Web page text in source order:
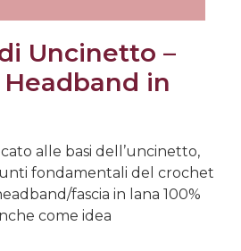
Uncinetto –
in
alle basi dell’uncinetto,
fondamentali del crochet
fascia in lana 100%
come idea